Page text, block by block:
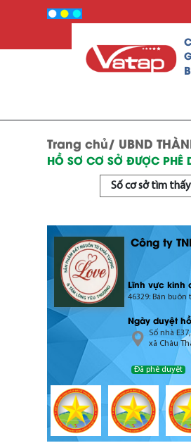
Trang chủ/ UBND
HỒ SƠ CƠ SỞ ĐƯỢC PHÊ
Số cơ sở tìm
Công ty
Lĩnh vực kinh
46329: Bán
Ngày duyệt
Số nhà
xã Châu
Đã phê duyệt